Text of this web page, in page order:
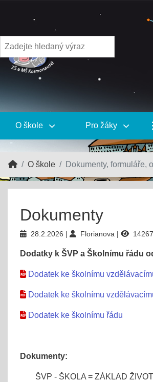
O škole Pro žáky
O škole Dokumenty, formuláře,
Dokumenty
28.2.2026 Florianova
Dodatky k ŠVP a Školnímu řádu
Dodatek ke školnímu
Dodatek ke školnímu
Dodatek ke školnímu řádu
Dokumenty:
ŠVP - ŠKOLA = ZÁKLAD